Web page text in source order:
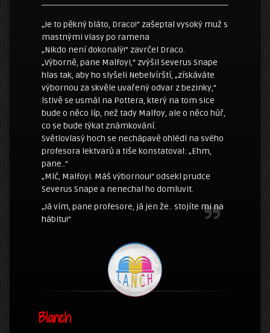
„Je to pěkný bláto, Draco!“ zašeptal vysoký muž s
mastnými vlasy po ramena
„Nikdo není dokonalý!“ zavrčel Draco.
„Výborně, pane Malfoyi,“ zvýšil Severus Snape
hlas tak, aby ho slyšeli Nebelvírští, „získáváte
výbornou za skvěle uvařený odvar z bezinky,“
lstivě se usmál na Pottera, který na tom sice
bude o něco líp, než tady Malfoy, ale o něco hůř,
co se bude týkat známkování.
Světlovlasý hoch se nechápavě ohlédl na svého
profesora lektvarů a tiše konstatoval: „Ehm,
pane..“
„Mlč, Malfoyi. Máš výbornou!“ odsekl prudce
Severus Snape a nenechal ho domluvit.
„Já vím, pane profesore, já jen že.. stojíte mi na
hábitu!“
Blanch